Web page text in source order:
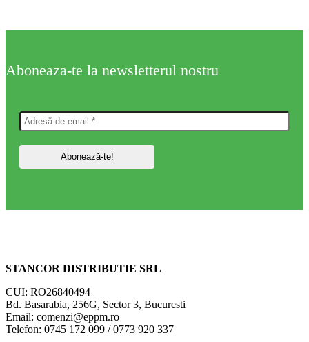
Aboneaza-te la newsletterul nostru
STANCOR DISTRIBUTIE SRL
CUI: RO26840494
Bd. Basarabia, 256G, Sector 3, Bucuresti
Email: comenzi@eppm.ro
Telefon: 0745 172 099 / 0773 920 337